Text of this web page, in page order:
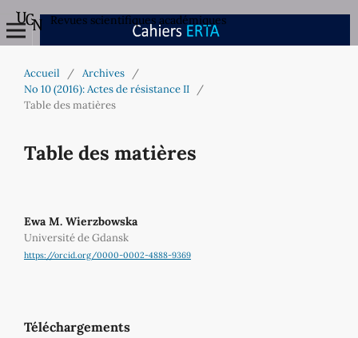
Revues scientifiques académiques
Accueil / Archives
/
No 10 (2016): Actes de résistance II
/
Table des matières
Table des matières
Ewa M. Wierzbowska
Université de Gdansk
https://orcid.org/0000-0002-4888-9369
Téléchargements